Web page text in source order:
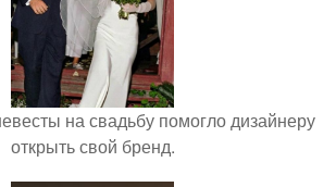
на свадьбу помогло дизайнеру
открыть свой бренд.